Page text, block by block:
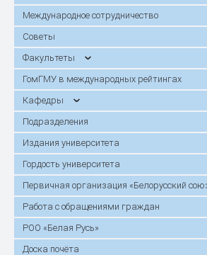
Международное сотрудничество
Советы
Факультеты
ГомГМУ в международных рейтингах
Кафедры
Подразделения
Издания университета
Гордость университета
Первичная организация «Белорусский
Работа с обращениями граждан
РОО «Белая Русь»
Доска почёта